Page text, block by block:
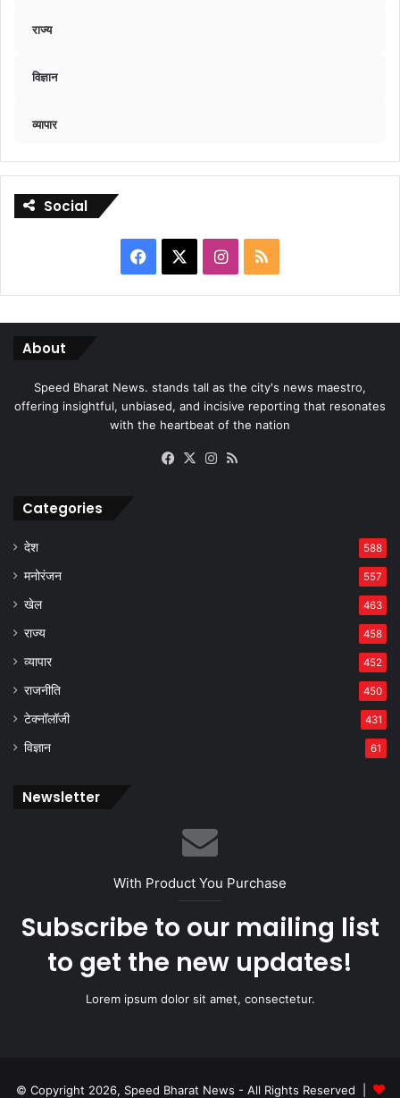
राज्य
विज्ञान
व्यापार
Social
Facebook Instagram
RSS
About
Speed Bharat News. stands tall as the city's news maestro,
offering insightful, unbiased, and incisive reporting that resonates
with the heartbeat of the nation
Facebook
X Instagram
Categories
देश 588
मनोरंजन 557
खेल 463
राज्य 458
व्यापार 452
राजनीति 450
टेक्नॉलॉजी 431
विज्ञान 61
Newsletter
With Product You Purchase
Subscribe to our mailing list
to get the new updates!
Lorem ipsum dolor sit amet, consectetur.
© Copyright 2026, Speed Bharat News - All Rights Reserved |